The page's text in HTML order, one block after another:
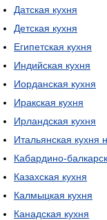
Датская кухня
Детская кухня
Египетская кухня
Индийская кухня
Иорданская кухня
Иракская кухня
Ирландская кухня
Итальянская кухня
Кабардино-
Казахская кухня
Калмыцкая кухня
Канадская кухня